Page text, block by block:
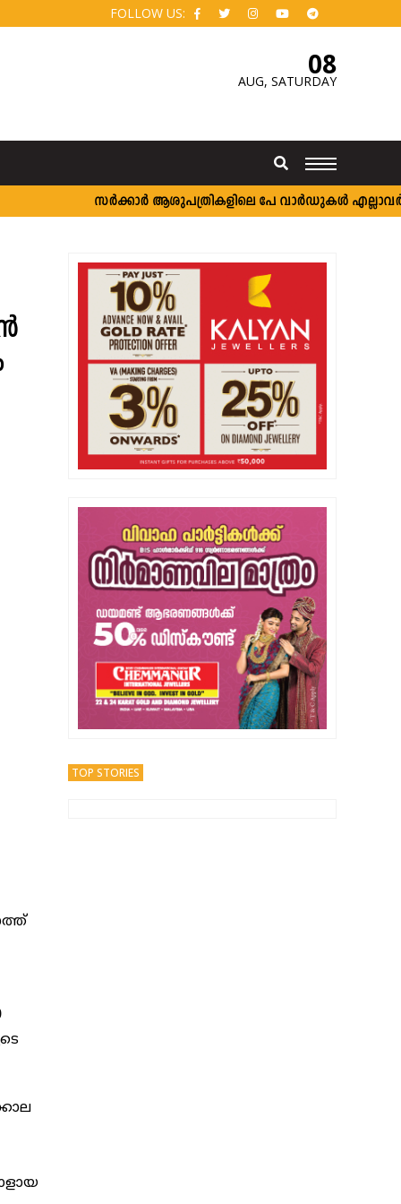
FOLLOW US:
08
AUG, SATURDAY
സർക്കാർ ആശുപത്രികളിലെ പേ വാർഡുകൾ എല്ലാവർക്കും;
TOP STORIES